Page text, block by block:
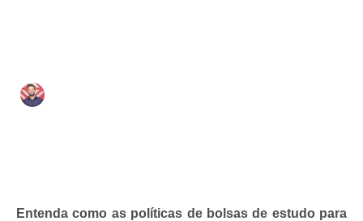
Entenda como as políticas de bolsas de estudo para